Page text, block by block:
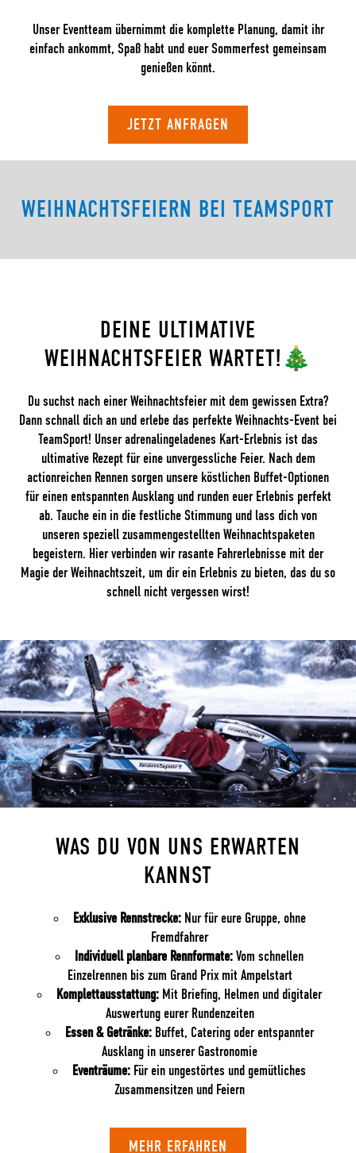
Unser Eventteam übernimmt die komplette Planung, damit ihr
einfach ankommt, Spaß habt und euer Sommerfest gemeinsam
genießen könnt.
JETZT ANFRAGEN
WEIHNACHTSFEIERN BEI TEAMSPORT
DEINE ULTIMATIVE
WEIHNACHTSFEIER WARTET!🎄
Du suchst nach einer Weihnachtsfeier mit dem gewissen Extra?
Dann schnall dich an und erlebe das perfekte Weihnachts-Event bei
TeamSport! Unser adrenalingeladenes Kart-Erlebnis ist das
ultimative Rezept für eine unvergessliche Feier. Nach dem
actionreichen Rennen sorgen unsere köstlichen Buffet-Optionen
für einen entspannten Ausklang und runden euer Erlebnis perfekt
ab. Tauche ein in die festliche Stimmung und lass dich von
unseren speziell zusammengestellten Weihnachtspaketen
begeistern. Hier verbinden wir rasante Fahrerlebnisse mit der
Magie der Weihnachtszeit, um dir ein Erlebnis zu bieten, das du so
schnell nicht vergessen wirst!
WAS DU VON UNS ERWARTEN
KANNST
Exklusive Rennstrecke:Nur für eure Gruppe, ohne
Fremdfahrer
Individuell planbare Rennformate: Vom schnellen
Einzelrennen bis zum Grand Prix mit Ampelstart
Komplettausstattung: Mit Briefing, Helmen und digitaler
Auswertung eurer Rundenzeiten
Essen & Getränke:Buffet, Catering oder entspannter
Ausklang in unserer Gastronomie
Eventräume: Für ein ungestörtes und gemütliches
Zusammensitzen und Feiern
MEHR ERFAHREN